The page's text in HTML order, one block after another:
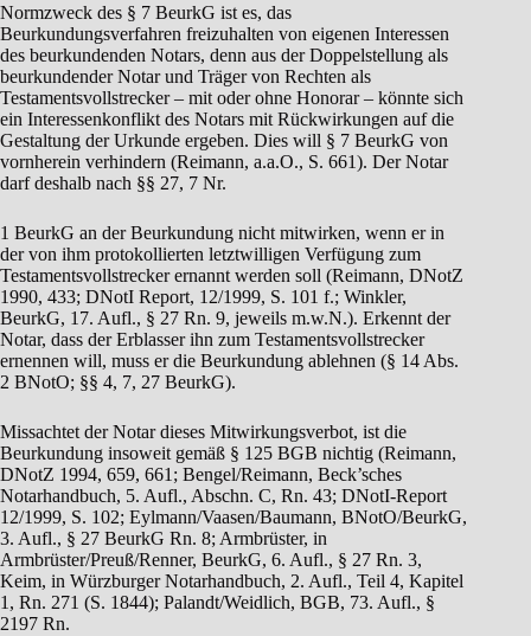
Normzweck des § 7 BeurkG ist es, das
Beurkundungsverfahren freizuhalten von eigenen Interessen
des beurkundenden Notars, denn aus der Doppelstellung als
beurkundender Notar und Träger von Rechten als
Testamentsvollstrecker – mit oder ohne Honorar – könnte sich
ein Interessenkonflikt des Notars mit Rückwirkungen auf die
Gestaltung der Urkunde ergeben. Dies will § 7 BeurkG von
vornherein verhindern (Reimann, a.a.O., S. 661). Der Notar
darf deshalb nach §§ 27, 7 Nr.
1 BeurkG an der Beurkundung nicht mitwirken, wenn er in
der von ihm protokollierten letztwilligen Verfügung zum
Testamentsvollstrecker ernannt werden soll (Reimann, DNotZ
1990, 433; DNotI Report, 12/1999, S. 101 f.; Winkler,
BeurkG, 17. Aufl., § 27 Rn. 9, jeweils m.w.N.). Erkennt der
Notar, dass der Erblasser ihn zum Testamentsvollstrecker
ernennen will, muss er die Beurkundung ablehnen (§ 14 Abs.
2 BNotO; §§ 4, 7, 27 BeurkG).
Missachtet der Notar dieses Mitwirkungsverbot, ist die
Beurkundung insoweit gemäß § 125 BGB nichtig (Reimann,
DNotZ 1994, 659, 661; Bengel/Reimann, Beck’sches
Notarhandbuch, 5. Aufl., Abschn. C, Rn. 43; DNotI-Report
12/1999, S. 102; Eylmann/Vaasen/Baumann, BNotO/BeurkG,
3. Aufl., § 27 BeurkG Rn. 8; Armbrüster, in
Armbrüster/Preuß/Renner, BeurkG, 6. Aufl., § 27 Rn. 3,
Keim, in Würzburger Notarhandbuch, 2. Aufl., Teil 4, Kapitel
1, Rn. 271 (S. 1844); Palandt/Weidlich, BGB, 73. Aufl., §
2197 Rn.